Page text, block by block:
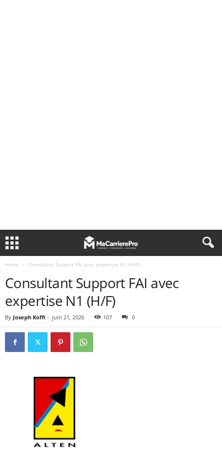
Home Consultant Support FAI avec expertise N1 (H/F)
Consultant Support FAI avec
expertise N1 (H/F)
By Joseph Koffi - juin 21, 2026 107 0